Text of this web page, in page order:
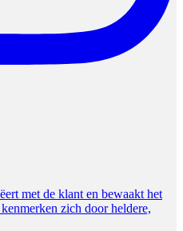
met de klant en bewaakt het
zich door heldere,